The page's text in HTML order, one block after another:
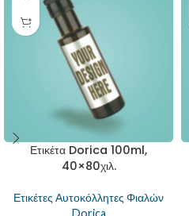
Ετικέτα Dorica 100ml,
40×80χιλ.
Ετικέτες Αυτοκόλλητες Φιαλών